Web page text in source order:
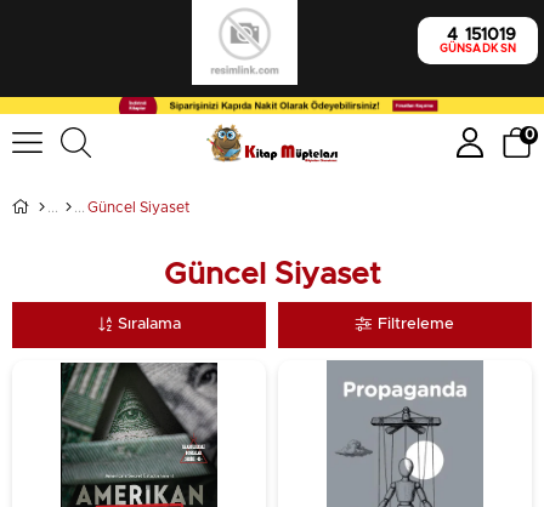
4
GÜN
15
SA
10
DK
17
SN
0
Güncel Siyaset
Güncel Siyaset
Filtreleme
Sıralama